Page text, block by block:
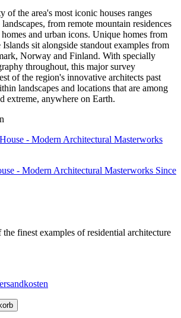
of the area's most iconic houses ranges
from remote mountain residences
and urban icons. Unique homes from
sit alongside standout examples from
Norway and Finland. With specially
throughout, this major survey
of the region's innovative architects past
landscapes and locations that are among
extreme, anywhere on Earth.
- Modern Architectural Masterworks Since
finest examples of residential architecture